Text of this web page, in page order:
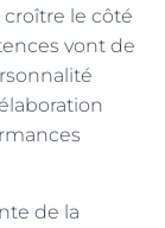
le côté
vont de
de la